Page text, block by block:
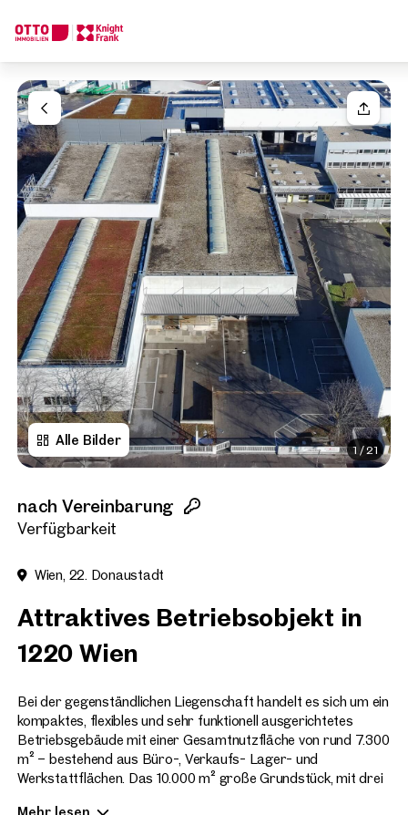
Alle Bilder
1/21
nach Vereinbarung
Verfügbarkeit
Wien, 22. Donaustadt
Attraktives Betriebsobjekt in
1220 Wien
Bei der gegenständlichen Liegenschaft handelt es sich um ein
kompaktes, flexibles und sehr funktionell ausgerichtetes
Betriebsgebäude mit einer Gesamtnutzfläche von rund 7.300
m² – bestehend aus Büro-, Verkaufs- Lager- und
Werkstattflächen. Das 10.000 m² große Grundstück, mit drei
Ihre Anfrage
Einheit(en)
Bitte wählen
Ihre Nachricht
Anrede
Bitte wählen
Titel(optional)
Telefonnummer
Rückruf-Service
Wir finden Ihre
Traumimmobilie
Sagen Sie uns was Sie suchen und wir finden Ihre
Wie möchten Sie uns kontaktieren?
Online
Immobilie konfigurieren & finden lassen
Direkte:r Ansprechpartner:in
Anrufen oder Rückruf vereinbaren